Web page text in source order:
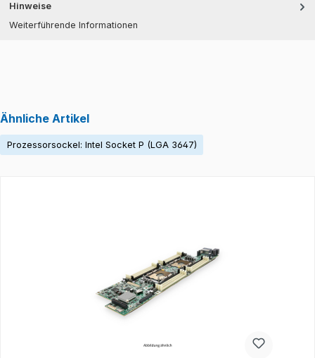
Hinweise
Weiterführende Informationen
Ähnliche Artikel
Prozessorsockel: Intel Socket P (LGA 3647)